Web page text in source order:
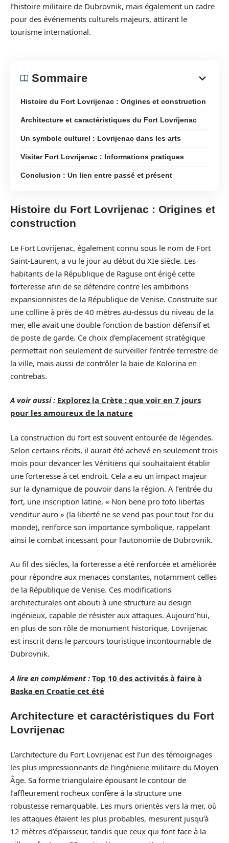
l’histoire militaire de Dubrovnik, mais également un cadre
pour des événements culturels majeurs, attirant le
tourisme international.
Sommaire
Histoire du Fort Lovrijenac : Origines et construction
Architecture et caractéristiques du Fort Lovrijenac
Un symbole culturel : Lovrijenac dans les arts
Visiter Fort Lovrijenac : Informations pratiques
Conclusion : Un lien entre passé et présent
Histoire du Fort Lovrijenac : Origines et
construction
Le Fort Lovrijenac, également connu sous le nom de Fort
Saint-Laurent, a vu le jour au début du XIe siècle. Les
habitants de la République de Raguse ont érigé cette
forteresse afin de se défendre contre les ambitions
expansionnistes de la République de Venise. Construite sur
une colline à près de 40 mètres au-dessus du niveau de la
mer, elle avait une double fonction de bastion défensif et
de poste de garde. Ce choix d’emplacement stratégique
permettait non seulement de surveiller l’entrée terrestre de
la ville, mais aussi de contrôler la baie de Kolorina en
contrebas.
A voir aussi : Explorez la Crète : que voir en 7 jours
pour les amoureux de la nature
La construction du fort est souvent entourée de légendes.
Selon certains récits, il aurait été achevé en seulement trois
mois pour devancer les Vénitiens qui souhaitaient établir
une forteresse à cet endroit. Cela a eu un impact majeur
sur la dynamique de pouvoir dans la région. A l’entrée du
fort, une inscription latine, « Non bene pro toto libertas
venditur auro » (la liberté ne se vend pas pour tout l’or du
monde), renforce son importance symbolique, rappelant
ainsi le combat incessant pour l’autonomie de Dubrovnik.
Au fil des siècles, la forteresse a été renforcée et améliorée
pour répondre aux menaces constantes, notamment celles
de la République de Venise. Ces modifications
architecturales ont abouti à une structure au design
ingénieux, capable de résister aux attaques. Aujourd’hui,
en plus de son rôle de monument historique, Lovrijenac
est inscrit dans le parcours touristique incontournable de
Dubrovnik.
A lire en complément : Top 10 des activités à faire à
Baska en Croatie cet été
Architecture et caractéristiques du Fort
Lovrijenac
L’architecture du Fort Lovrijenac est l’un des témoignages
les plus impressionnants de l’ingénierie militaire du Moyen
Âge. Sa forme triangulaire épousant le contour de
l’affleurement rocheux confère à la structure une
robustesse remarquable. Les murs orientés vers la mer, où
les attaques étaient les plus probables, mesurent jusqu’à
12 mètres d’épaisseur, tandis que ceux qui font face à la